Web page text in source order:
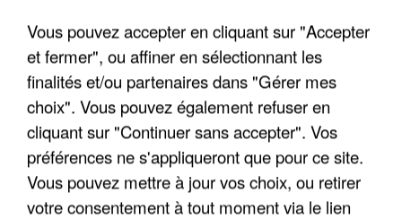
APRÈS TOUTES CES CANICULES, LES REFUGES
DE FAUNE SAUVAGE SONT...
Vous pouvez accepter en cliquant sur "Accepter
et fermer", ou affiner en sélectionnant les
finalités et/ou partenaires dans "Gérer mes
choix". Vous pouvez également refuser en
cliquant sur "Continuer sans accepter". Vos
préférences ne s'appliqueront que pour ce site.
Vous pouvez mettre à jour vos choix, ou retirer
votre consentement à tout moment via le lien